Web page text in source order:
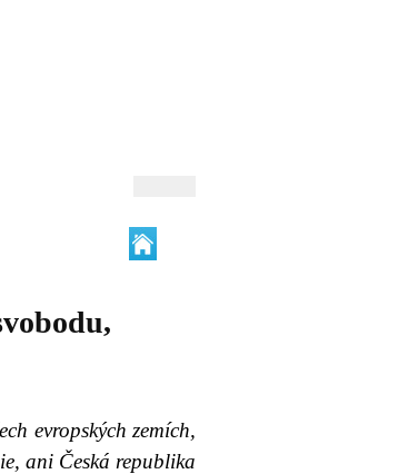
evropských zemích,
ani Česká republika